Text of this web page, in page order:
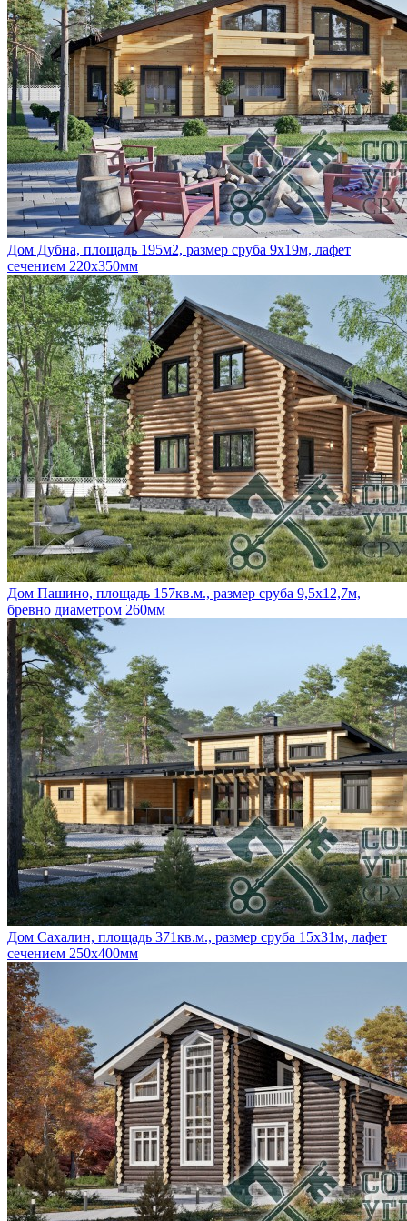
Дом Дубна, площадь 195м2, размер сруба 9х19м, лафет
сечением 220х350мм
Дом Пашино, площадь 157кв.м., размер сруба 9,5х12,7м,
бревно диаметром 260мм
Дом Сахалин, площадь 371кв.м., размер сруба 15х31м, лафет
сечением 250х400мм